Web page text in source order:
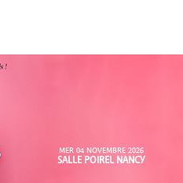
MER 04 NOVEMBRE 2026
SALLE POIREL NANCY